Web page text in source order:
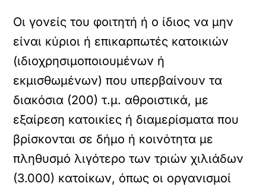
Οι γονείς του φοιτητή ή ο ίδιος να μην
είναι κύριοι ή επικαρπωτές κατοικιών
(ιδιοχρησιμοποιουμένων ή
εκμισθωμένων) που υπερβαίνουν τα
διακόσια (200) τ.μ. αθροιστικά, με
εξαίρεση κατοικίες ή διαμερίσματα που
βρίσκονται σε δήμο ή κοινότητα με
πληθυσμό λιγότερο των τριών χιλιάδων
(3.000) κατοίκων, όπως οι οργανισμοί